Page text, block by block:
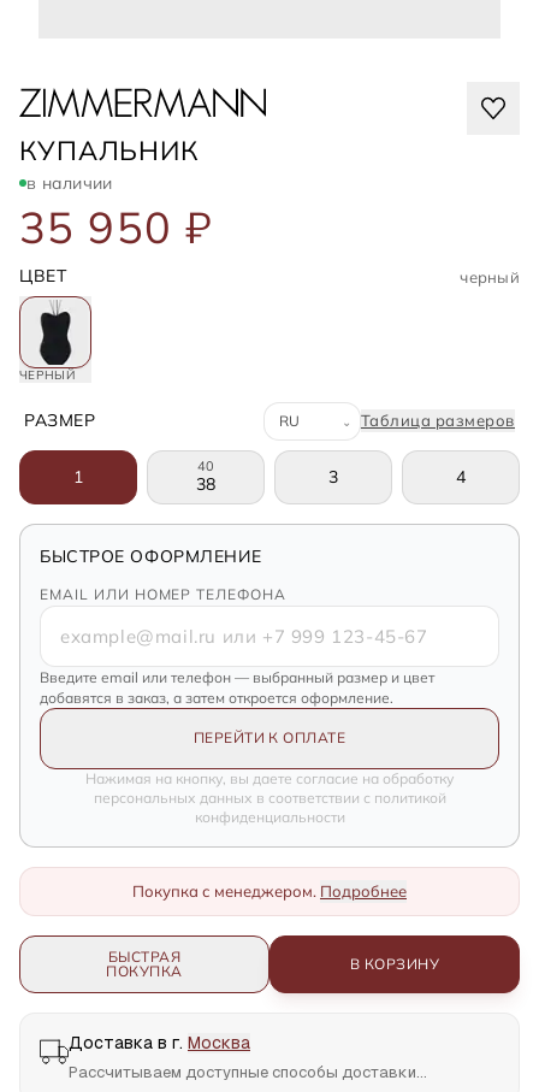
ZIMMERMANN
КУПАЛЬНИК
в наличии
35 950 ₽
ЦВЕТ черный
ЧЕРНЫЙ
РАЗМЕР Система размеров
⌄ Таблица размеров
1 40
38 3 4
БЫСТРОЕ ОФОРМЛЕНИЕ
EMAIL ИЛИ НОМЕР ТЕЛЕФОНА
Введите email или телефон — выбранный размер и цвет
добавятся в заказ, а затем откроется оформление.
ПЕРЕЙТИ К ОПЛАТЕ
Нажимая на кнопку, вы даете согласие на обработку
персональных данных в соответствии с политикой
конфиденциальности
Покупка с менеджером. Подробнее
БЫСТРАЯ
ПОКУПКА
В КОРЗИНУ
Доставка в г. Москва
Рассчитываем доступные способы доставки...